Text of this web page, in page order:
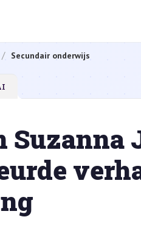
Secundair onderwijs
Suzanna